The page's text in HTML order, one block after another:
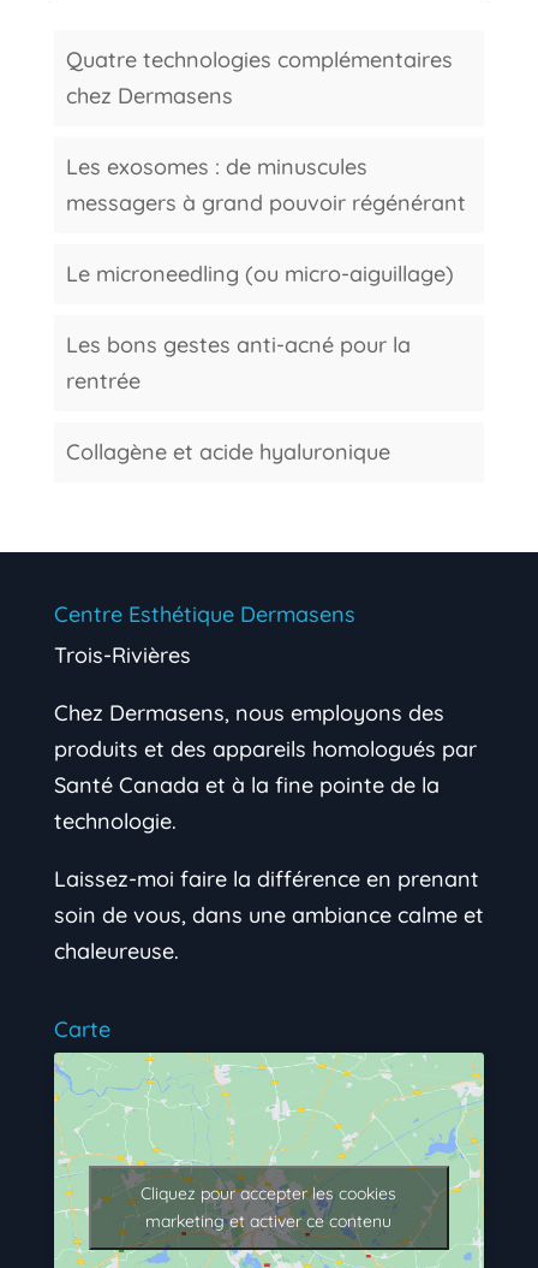
Quatre technologies complémentaires
chez Dermasens
Les exosomes : de minuscules
messagers à grand pouvoir régénérant
Le microneedling (ou micro-aiguillage)
Les bons gestes anti-acné pour la
rentrée
Collagène et acide hyaluronique
Centre Esthétique Dermasens
Trois-Rivières
Chez Dermasens, nous employons des
produits et des appareils homologués par
Santé Canada et à la fine pointe de la
technologie.
Laissez-moi faire la différence en prenant
soin de vous, dans une ambiance calme et
chaleureuse.
Carte
Cliquez pour accepter les cookies
marketing et activer ce contenu